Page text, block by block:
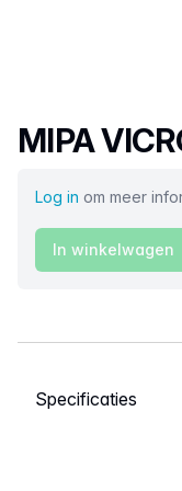
MIPA
Log in om meer
In winkelwagen
Selecteer een tabblad